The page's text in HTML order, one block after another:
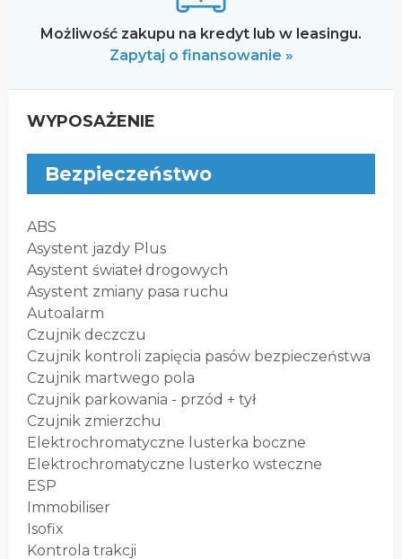
Możliwość zakupu na kredyt lub w leasingu.
Zapytaj o finansowanie »
WYPOSAŻENIE
Bezpieczeństwo
ABS
Asystent jazdy Plus
Asystent świateł drogowych
Asystent zmiany pasa ruchu
Autoalarm
Czujnik deczczu
Czujnik kontroli zapięcia pasów bezpieczeństwa
Czujnik martwego pola
Czujnik parkowania - przód + tył
Czujnik zmierzchu
Elektrochromatyczne lusterka boczne
Elektrochromatyczne lusterko wsteczne
ESP
Immobiliser
Isofix
Kontrola trakcji